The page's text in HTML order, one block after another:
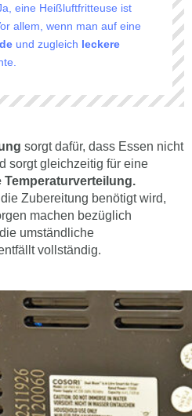
eine Heißluftfritteuse ist
allem, wenn man auf eine
und zugleich leckere
sorgt dafür, dass Essen nicht
sorgt gleichzeitig für eine
Zubereitung benötigt wird,
machen bezüglich
umständliche
vollständig.